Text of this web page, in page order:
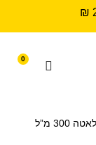
0
/ רביעיית ספלי לאטה 300 מ”ל